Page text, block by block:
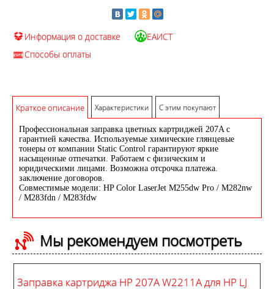
Информация о доставке
ЕАИСТ
Способы оплаты
Краткое описание
Профессиональная заправка цветных картриджей 207A с
гарантией качества. Используемые химические глянцевые
тонеры от компании Static Control гарантируют яркие
насыщенные отпечатки. Работаем с физическим и
юридическими лицами. Возможна отсрочка платежа.
заключение договоров.
Совместимые модели: HP Color LaserJet M255dw Pro / M282nw
/ M283fdn / M283fdw
Характеристики С этим покупают
Мы рекомендуем посмотреть
Заправка картриджа HP 207A W2211A для HP LJ